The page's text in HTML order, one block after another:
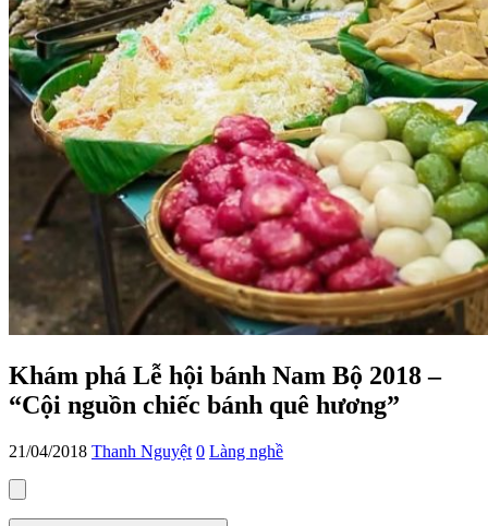
Khám phá Lễ hội bánh Nam Bộ 2018 –
“Cội nguồn chiếc bánh quê hương”
21/04/2018 Thanh Nguyệt 0 Làng nghề